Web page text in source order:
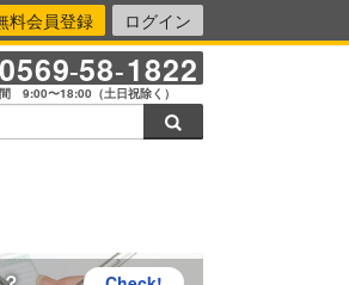
料会員登録 ログイン
0569-58-1822
9:00〜18:00（土日祝除く）